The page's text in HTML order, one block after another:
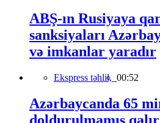
ABŞ-ın Rusiyaya
sanksiyaları
və imkanlar yaradır
Ekspress təhlil, 00:52
Azərbaycanda 65